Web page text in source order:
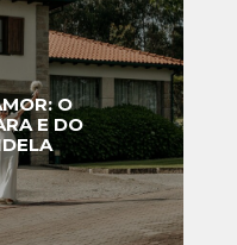
O
E DO